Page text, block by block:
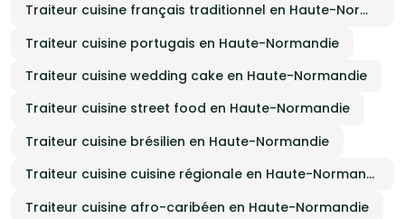
Traiteur cuisine français traditionnel en Haute-Normandie
Traiteur cuisine portugais en Haute-Normandie
Traiteur cuisine wedding cake en Haute-Normandie
Traiteur cuisine street food en Haute-Normandie
Traiteur cuisine brésilien en Haute-Normandie
Traiteur cuisine cuisine régionale en Haute-Normandie
Traiteur cuisine afro-caribéen en Haute-Normandie